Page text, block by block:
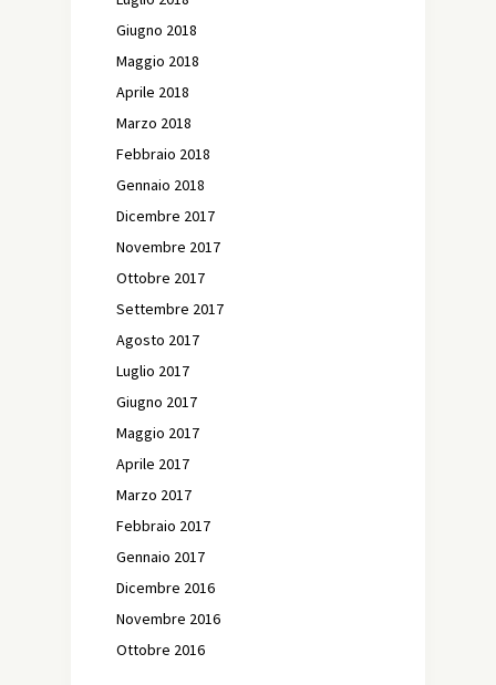
Giugno 2018
Maggio 2018
Aprile 2018
Marzo 2018
Febbraio 2018
Gennaio 2018
Dicembre 2017
Novembre 2017
Ottobre 2017
Settembre 2017
Agosto 2017
Luglio 2017
Giugno 2017
Maggio 2017
Aprile 2017
Marzo 2017
Febbraio 2017
Gennaio 2017
Dicembre 2016
Novembre 2016
Ottobre 2016